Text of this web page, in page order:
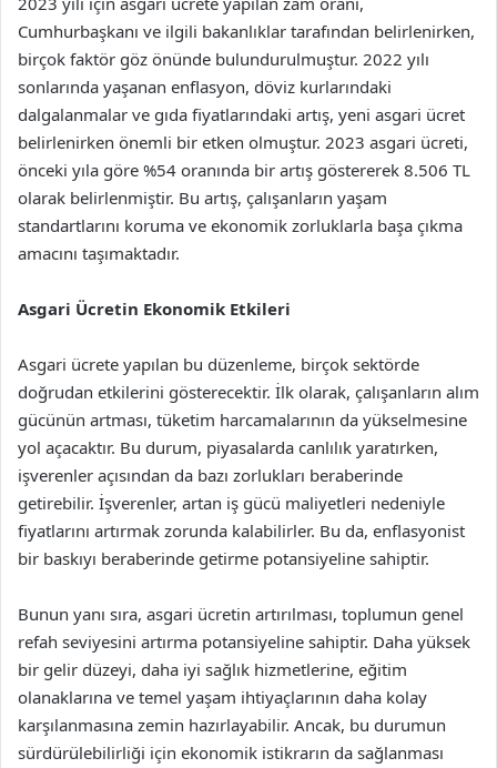
Cumhurbaşkanı ve ilgili bakanlıklar tarafından belirlenirken,
birçok faktör göz önünde bulundurulmuştur. 2022 yılı
sonlarında yaşanan enflasyon, döviz kurlarındaki
dalgalanmalar ve gıda fiyatlarındaki artış, yeni asgari ücret
belirlenirken önemli bir etken olmuştur. 2023 asgari ücreti,
önceki yıla göre %54 oranında bir artış göstererek 8.506 TL
olarak belirlenmiştir. Bu artış, çalışanların yaşam
standartlarını koruma ve ekonomik zorluklarla başa çıkma
amacını taşımaktadır.
Asgari Ücretin Ekonomik Etkileri
Asgari ücrete yapılan bu düzenleme, birçok sektörde
doğrudan etkilerini gösterecektir. İlk olarak, çalışanların alım
gücünün artması, tüketim harcamalarının da yükselmesine
yol açacaktır. Bu durum, piyasalarda canlılık yaratırken,
işverenler açısından da bazı zorlukları beraberinde
getirebilir. İşverenler, artan iş gücü maliyetleri nedeniyle
fiyatlarını artırmak zorunda kalabilirler. Bu da, enflasyonist
bir baskıyı beraberinde getirme potansiyeline sahiptir.
Bunun yanı sıra, asgari ücretin artırılması, toplumun genel
refah seviyesini artırma potansiyeline sahiptir. Daha yüksek
bir gelir düzeyi, daha iyi sağlık hizmetlerine, eğitim
olanaklarına ve temel yaşam ihtiyaçlarının daha kolay
karşılanmasına zemin hazırlayabilir. Ancak, bu durumun
sürdürülebilirliği için ekonomik istikrarın da sağlanması